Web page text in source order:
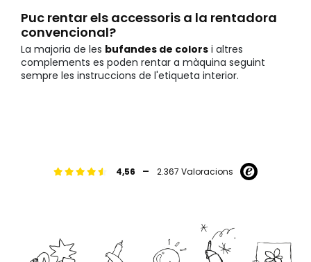
Puc rentar els accessoris a la rentadora
convencional?
La majoria de les bufandes de colors i altres
complements es poden rentar a màquina seguint
sempre les instruccions de l'etiqueta interior.
4,56 - 2.367 Valoracions